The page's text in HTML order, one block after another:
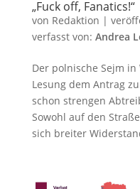
„Fuck off, Fanatics!“
von Redaktion |
verfasst von: Andrea
Der polnische Sejm
Lesung dem Antrag
schon strengen
Sowohl auf den
sich breiter